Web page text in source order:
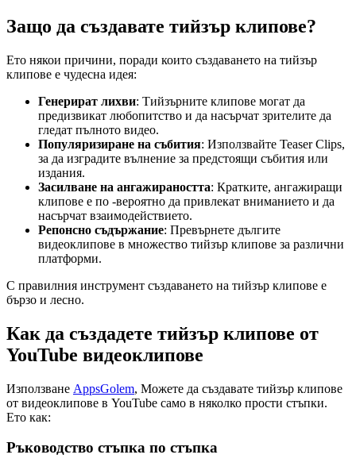
Защо да създавате тийзър клипове?
Ето някои причини, поради които създаването на тийзър
клипове е чудесна идея:
Генерират лихви: Тийзърните клипове могат да
предизвикат любопитство и да насърчат зрителите да
гледат пълното видео.
Популяризиране на събития: Използвайте Teaser Clips,
за да изградите вълнение за предстоящи събития или
издания.
Засилване на ангажираността: Кратките, ангажиращи
клипове е по -вероятно да привлекат вниманието и да
насърчат взаимодействието.
Репонсно съдържание: Превърнете дългите
видеоклипове в множество тийзър клипове за различни
платформи.
С правилния инструмент създаването на тийзър клипове е
бързо и лесно.
Как да създадете тийзър клипове от
YouTube видеоклипове
Използване AppsGolem, Можете да създавате тийзър клипове
от видеоклипове в YouTube само в няколко прости стъпки.
Ето как:
Ръководство стъпка по стъпка